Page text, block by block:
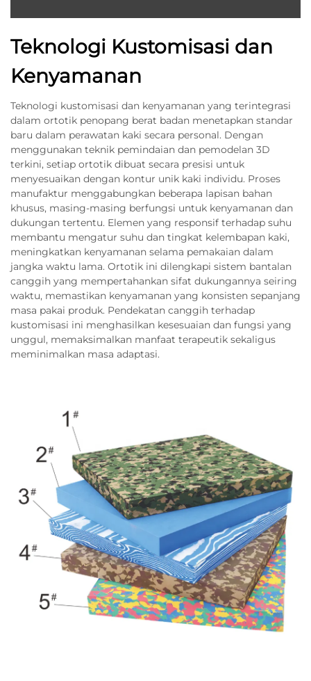
Teknologi Kustomisasi dan
Kenyamanan
Teknologi kustomisasi dan kenyamanan yang terintegrasi
dalam ortotik penopang berat badan menetapkan standar
baru dalam perawatan kaki secara personal. Dengan
menggunakan teknik pemindaian dan pemodelan 3D
terkini, setiap ortotik dibuat secara presisi untuk
menyesuaikan dengan kontur unik kaki individu. Proses
manufaktur menggabungkan beberapa lapisan bahan
khusus, masing-masing berfungsi untuk kenyamanan dan
dukungan tertentu. Elemen yang responsif terhadap suhu
membantu mengatur suhu dan tingkat kelembapan kaki,
meningkatkan kenyamanan selama pemakaian dalam
jangka waktu lama. Ortotik ini dilengkapi sistem bantalan
canggih yang mempertahankan sifat dukungannya seiring
waktu, memastikan kenyamanan yang konsisten sepanjang
masa pakai produk. Pendekatan canggih terhadap
kustomisasi ini menghasilkan kesesuaian dan fungsi yang
unggul, memaksimalkan manfaat terapeutik sekaligus
meminimalkan masa adaptasi.